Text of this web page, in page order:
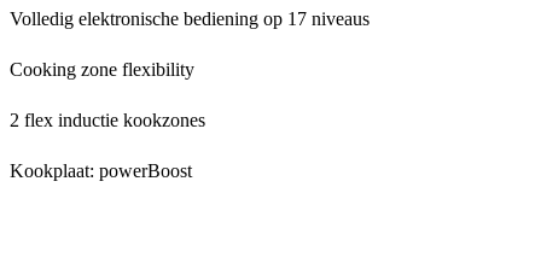
Volledig elektronische bediening op 17 niveaus
Cooking zone flexibility
2 flex inductie kookzones
Kookplaat: powerBoost